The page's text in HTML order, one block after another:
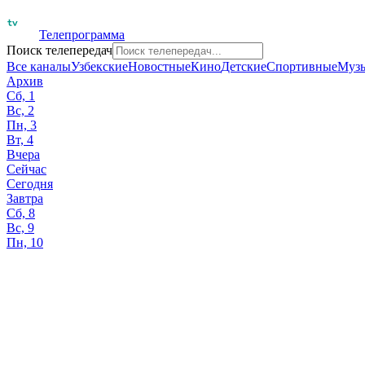
Телепрограмма
Поиск телепередач
Все каналыУзбекскиеНовостныеКиноДетскиеСпортивные
Архив
Сб, 1
Вс, 2
Пн, 3
Вт, 4
Вчера
Сейчас
Сегодня
Завтра
Сб, 8
Вс, 9
Пн, 10